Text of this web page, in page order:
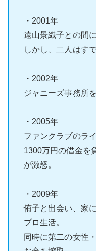
・2001年
遠山景織子との間
しかし、二人はす
・2002年
ジャニーズ事務所を
・2005年
ファンクラブのラ
1300万円の借金を
が激怒。
・2009年
侑子と出会い、家
プロ生活。
同時に第二の女性